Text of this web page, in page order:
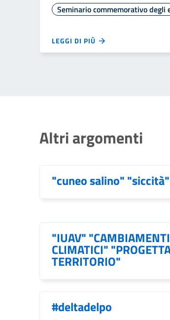
LEGGI DI PIÙ
Altri argomenti
"cuneo salino" "siccità"
"IUAV" "CAMBIAMENTI
CLIMATICI"
TERRITORIO"
#deltadelpo